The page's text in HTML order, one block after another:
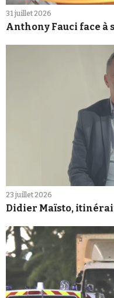
31 juillet 2026
Anthony Fauci face à
23 juillet 2026
Didier Maïsto,